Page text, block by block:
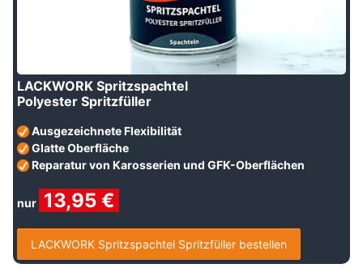
LACKWORK Spritzspachtel
Polyester Spritzfüller
Ausgezeichnete Flexibilität
Glatte Oberfläche
Reparatur von Karosserien und GFK-Oberflächen
nur 13,95 €
LACKWORK Spritzspachtel Spritzfüller bestellen